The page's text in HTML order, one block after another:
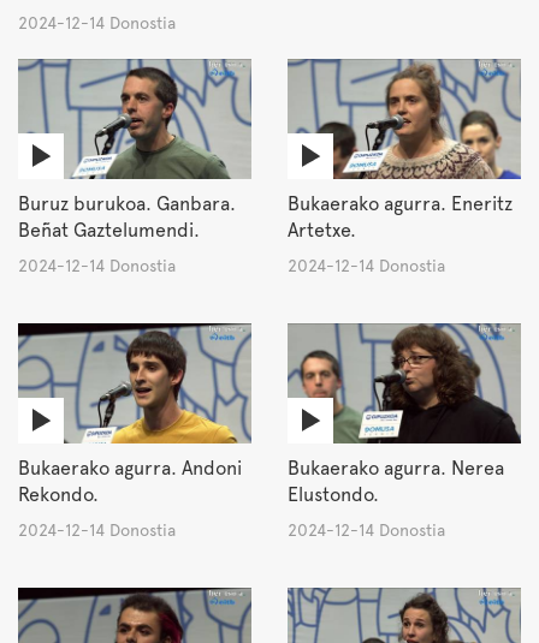
2024-12-14 Donostia
Buruz burukoa. Ganbara.
Beñat Gaztelumendi.
2024-12-14 Donostia
Bukaerako agurra. Eneritz
Artetxe.
2024-12-14 Donostia
Bukaerako agurra. Andoni
Rekondo.
2024-12-14 Donostia
Bukaerako agurra. Nerea
Elustondo.
2024-12-14 Donostia